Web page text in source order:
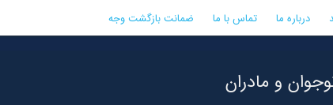
درباره ما تماس با ما ضمانت بازگشت وجه
و مادران